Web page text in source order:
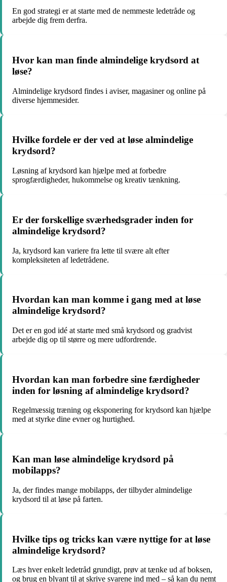
En god strategi er at starte med de nemmeste ledetråde og
arbejde dig frem derfra.
Hvor kan man finde almindelige krydsord at
løse?
Almindelige krydsord findes i aviser, magasiner og online på
diverse hjemmesider.
Hvilke fordele er der ved at løse almindelige
krydsord?
Løsning af krydsord kan hjælpe med at forbedre
sprogfærdigheder, hukommelse og kreativ tænkning.
Er der forskellige sværhedsgrader inden for
almindelige krydsord?
Ja, krydsord kan variere fra lette til svære alt efter
kompleksiteten af ledetrådene.
Hvordan kan man komme i gang med at løse
almindelige krydsord?
Det er en god idé at starte med små krydsord og gradvist
arbejde dig op til større og mere udfordrende.
Hvordan kan man forbedre sine færdigheder
inden for løsning af almindelige krydsord?
Regelmæssig træning og eksponering for krydsord kan hjælpe
med at styrke dine evner og hurtighed.
Kan man løse almindelige krydsord på
mobilapps?
Ja, der findes mange mobilapps, der tilbyder almindelige
krydsord til at løse på farten.
Hvilke tips og tricks kan være nyttige for at løse
almindelige krydsord?
Læs hver enkelt ledetråd grundigt, prøv at tænke ud af boksen,
og brug en blyant til at skrive svarene ind med – så kan du nemt